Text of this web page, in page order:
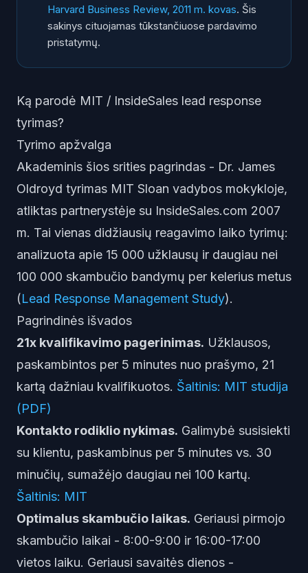
Harvard Business Review, 2011 m. kovas. Šis
sakinys cituojamas tūkstančiuose pardavimo
pristatymų.
Ką parodė MIT / InsideSales lead response
tyrimas?
Tyrimo apžvalga
Akademinis šios srities pagrindas - Dr. James
Oldroyd tyrimas MIT Sloan vadybos mokykloje,
atliktas partnerystėje su InsideSales.com 2007
m. Tai vienas didžiausių reagavimo laiko tyrimų:
analizuota apie 15 000 užklausų ir daugiau nei
100 000 skambučio bandymų per kelerius metus
(Lead Response Management Study).
Pagrindinės išvados
21x kvalifikavimo pagerinimas. Užklausos,
paskambintos per 5 minutes nuo prašymo, 21
kartą dažniau kvalifikuotos. Šaltinis: MIT studija
(PDF)
Kontakto rodiklio nykimas. Galimybė susisiekti
su klientu, paskambinus per 5 minutes vs. 30
minučių, sumažėjo daugiau nei 100 kartų.
Šaltinis: MIT
Optimalus skambučio laikas. Geriausi pirmojo
skambučio laikai - 8:00-9:00 ir 16:00-17:00
vietos laiku. Geriausi savaitės dienos -